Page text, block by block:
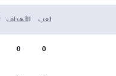
لعب الأهداف
0
0